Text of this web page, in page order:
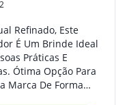
Refinado, Este
É Um Brinde Ideal
Práticas E
Ótima Opção Para
Marca De Forma